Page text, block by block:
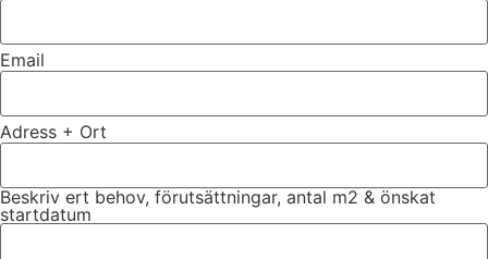
Email
Adress + Ort
Beskriv ert behov, förutsättningar, antal m2 & önskat
startdatum